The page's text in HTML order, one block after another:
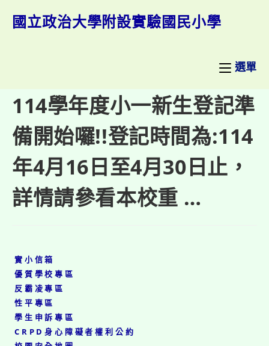
國立政治大學附設實驗國民小學
選單
114學年度小一新生登記準
備開始囉!!登記時間為:114
年4月16日至4月30日止，
詳情請參看本校重 …
實小信箱
優質學校專區
反霸凌專區
性平專區
學生申訴專區
CRPD身心障礙者權利公約